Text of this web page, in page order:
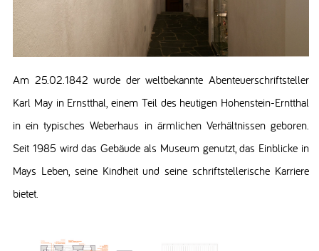
Am 25.02.1842 wurde der weltbekannte Abenteuerschriftsteller
Karl May in Ernstthal, einem Teil des heutigen Hohenstein-Erntthal
in ein typisches Weberhaus in ärmlichen Verhältnissen geboren.
Seit 1985 wird das Gebäude als Museum genutzt, das Einblicke in
Mays Leben, seine Kindheit und seine schriftstellerische Karriere
bietet.